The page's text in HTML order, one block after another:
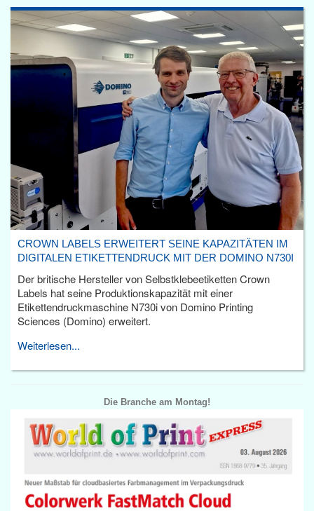
CROWN LABELS ERWEITERT SEINE KAPAZITÄTEN IM
DIGITALEN ETIKETTENDRUCK MIT DER DOMINO N730I
Der britische Hersteller von Selbstklebeetiketten Crown
Labels hat seine Produktionskapazität mit einer
Etikettendruckmaschine N730i von Domino Printing
Sciences (Domino) erweitert.
Weiterlesen...
Die Branche am Montag!